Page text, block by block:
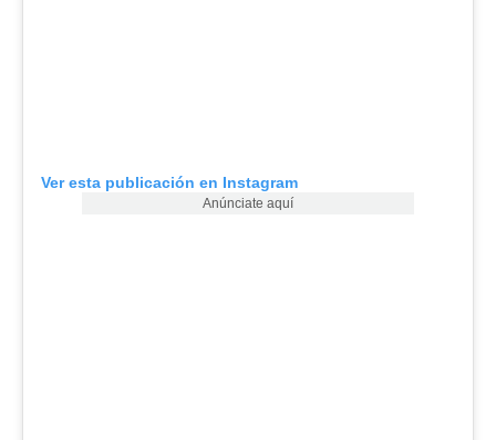
Ver esta publicación en Instagram
Anúnciate aquí